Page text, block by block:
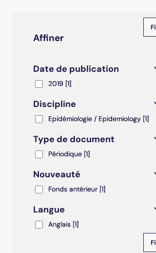
Affiner
Date de publication
20192019 [1]
Discipline
Epidémiologie / Epidemiology
Epidémiologie / Epidemiology [1]
Type de document
Périodique
Périodique [1]
Nouveauté
Fonds antérieur
Fonds antérieur [1]
Langue
AnglaisAnglais [1]